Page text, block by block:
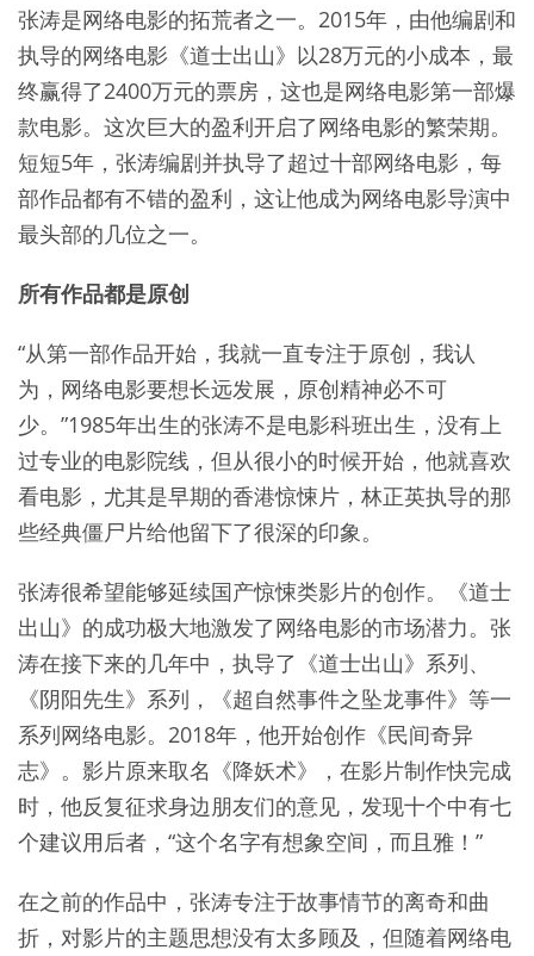
张涛是网络电影的拓荒者之一。2015年，由他编剧和
执导的网络电影《道士出山》以28万元的小成本，最
终赢得了2400万元的票房，这也是网络电影第一部爆
款电影。这次巨大的盈利开启了网络电影的繁荣期。
短短5年，张涛编剧并执导了超过十部网络电影，每
部作品都有不错的盈利，这让他成为网络电影导演中
最头部的几位之一。
所有作品都是原创
“从第一部作品开始，我就一直专注于原创，我认
为，网络电影要想长远发展，原创精神必不可
少。”1985年出生的张涛不是电影科班出生，没有上
过专业的电影院线，但从很小的时候开始，他就喜欢
看电影，尤其是早期的香港惊悚片，林正英执导的那
些经典僵尸片给他留下了很深的印象。
张涛很希望能够延续国产惊悚类影片的创作。《道士
出山》的成功极大地激发了网络电影的市场潜力。张
涛在接下来的几年中，执导了《道士出山》系列、
《阴阳先生》系列，《超自然事件之坠龙事件》等一
系列网络电影。2018年，他开始创作《民间奇异
志》。影片原来取名《降妖术》，在影片制作快完成
时，他反复征求身边朋友们的意见，发现十个中有七
个建议用后者，“这个名字有想象空间，而且雅！”
在之前的作品中，张涛专注于故事情节的离奇和曲
折，对影片的主题思想没有太多顾及，但随着网络电